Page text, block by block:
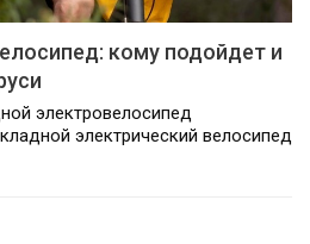
кому подойдет и
электровелосипед
электрический велосипед